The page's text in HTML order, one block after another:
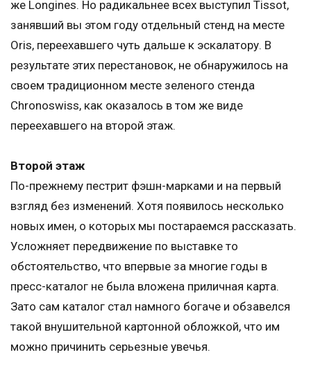
же Longines. Но радикальнее всех выступил Tissot,
занявший вы этом году отдельный стенд на месте
Oris, переехавшего чуть дальше к эскалатору. В
результате этих перестановок, не обнаружилось на
своем традиционном месте зеленого стенда
Chronoswiss, как оказалось в том же виде
переехавшего на второй этаж.
Второй этаж
По-прежнему пестрит фэшн-марками и на первый
взгляд без изменений. Хотя появилось несколько
новых имен, о которых мы постараемся рассказать.
Усложняет передвижение по выставке то
обстоятельство, что впервые за многие годы в
пресс-каталог не была вложена приличная карта.
Зато сам каталог стал намного богаче и обзавелся
такой внушительной картонной обложкой, что им
можно причинить серьезные увечья.